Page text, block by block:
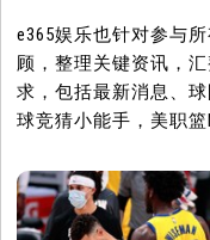
e365娱乐也针对参与
顾，整理关键资讯，
求，包括最新消息、
球竞猜小能手，美职篮